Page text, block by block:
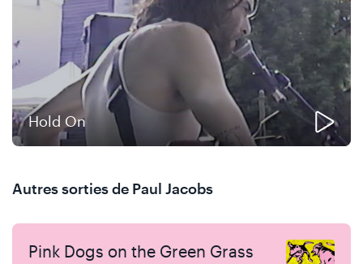
Hold On
Autres sorties de Paul Jacobs
Pink Dogs on the Green Grass